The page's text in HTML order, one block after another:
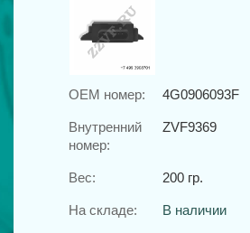
OEM номер: 4G0906093F
Внутренний
номер:
ZVF9369
Вес: 200 гр.
На складе: В наличии